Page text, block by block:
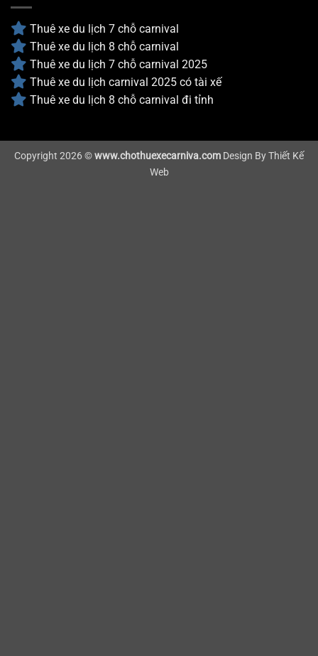
Thuê xe du lịch 7 chỗ carnival
Thuê xe du lịch 8 chỗ carnival
Thuê xe du lịch 7 chỗ carnival 2025
Thuê xe du lịch carnival 2025 có tài xế
Thuê xe du lịch 8 chỗ carnival đi tỉnh
Copyright 2026 ©www.chothuexecarniva.com Design ByThiết Kế
Web